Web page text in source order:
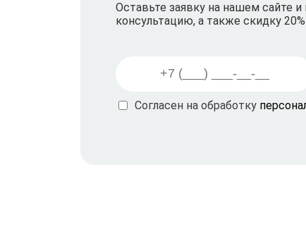
Оставьте заявку на нашем сайте
консультацию, а также скидку 20%
Согласен на обработку